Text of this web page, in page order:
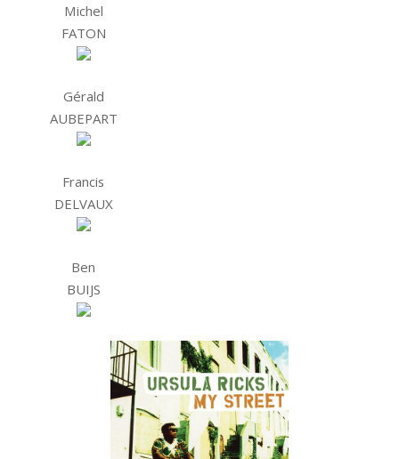
Michel
FATON
Gérald
AUBEPART
Francis
DELVAUX
Ben
BUIJS